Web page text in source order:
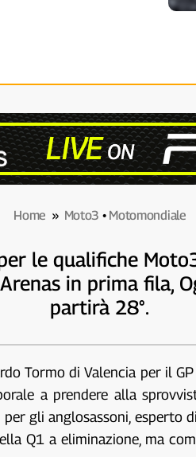
Home » Moto3 • Motomondiale
le qualifiche
in prima fila,
partirà 28°.
Tormo di Valencia per il
a prendere alla
gli anglosassoni,
Q1 a eliminazione, ma